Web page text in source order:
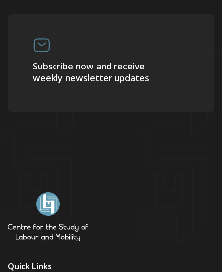
Subscribe now and receive
weekly newsletter updates
Quick Links